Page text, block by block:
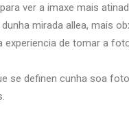
ver a imaxe mais
mirada allea, mais
experiencia de tomar a
se definen cunha soa